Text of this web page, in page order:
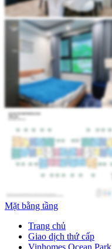
Mặt bằng tầng
Trang chủ
Giao dịch thứ cấp
Vinhomes Ocean Park